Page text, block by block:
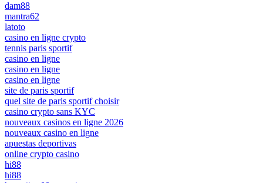
dam88
mantra62
latoto
casino en ligne crypto
tennis paris sportif
casino en ligne
casino en ligne
casino en ligne
site de paris sportif
quel site de paris sportif choisir
casino crypto sans KYC
nouveaux casinos en ligne 2026
nouveaux casino en ligne
apuestas deportivas
online crypto casino
hi88
hi88